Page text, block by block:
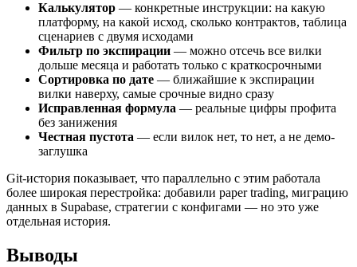
Калькулятор — конкретные инструкции: на какую
платформу, на какой исход, сколько контрактов, таблица
сценариев с двумя исходами
Фильтр по экспирации — можно отсечь все вилки
дольше месяца и работать только с краткосрочными
Сортировка по дате — ближайшие к экспирации
вилки наверху, самые срочные видно сразу
Исправленная формула — реальные цифры профита
без занижения
Честная пустота — если вилок нет, то нет, а не демо-
заглушка
Git-история показывает, что параллельно с этим работала
более широкая перестройка: добавили paper trading, миграцию
данных в Supabase, стратегии с конфигами — но это уже
отдельная история.
Выводы